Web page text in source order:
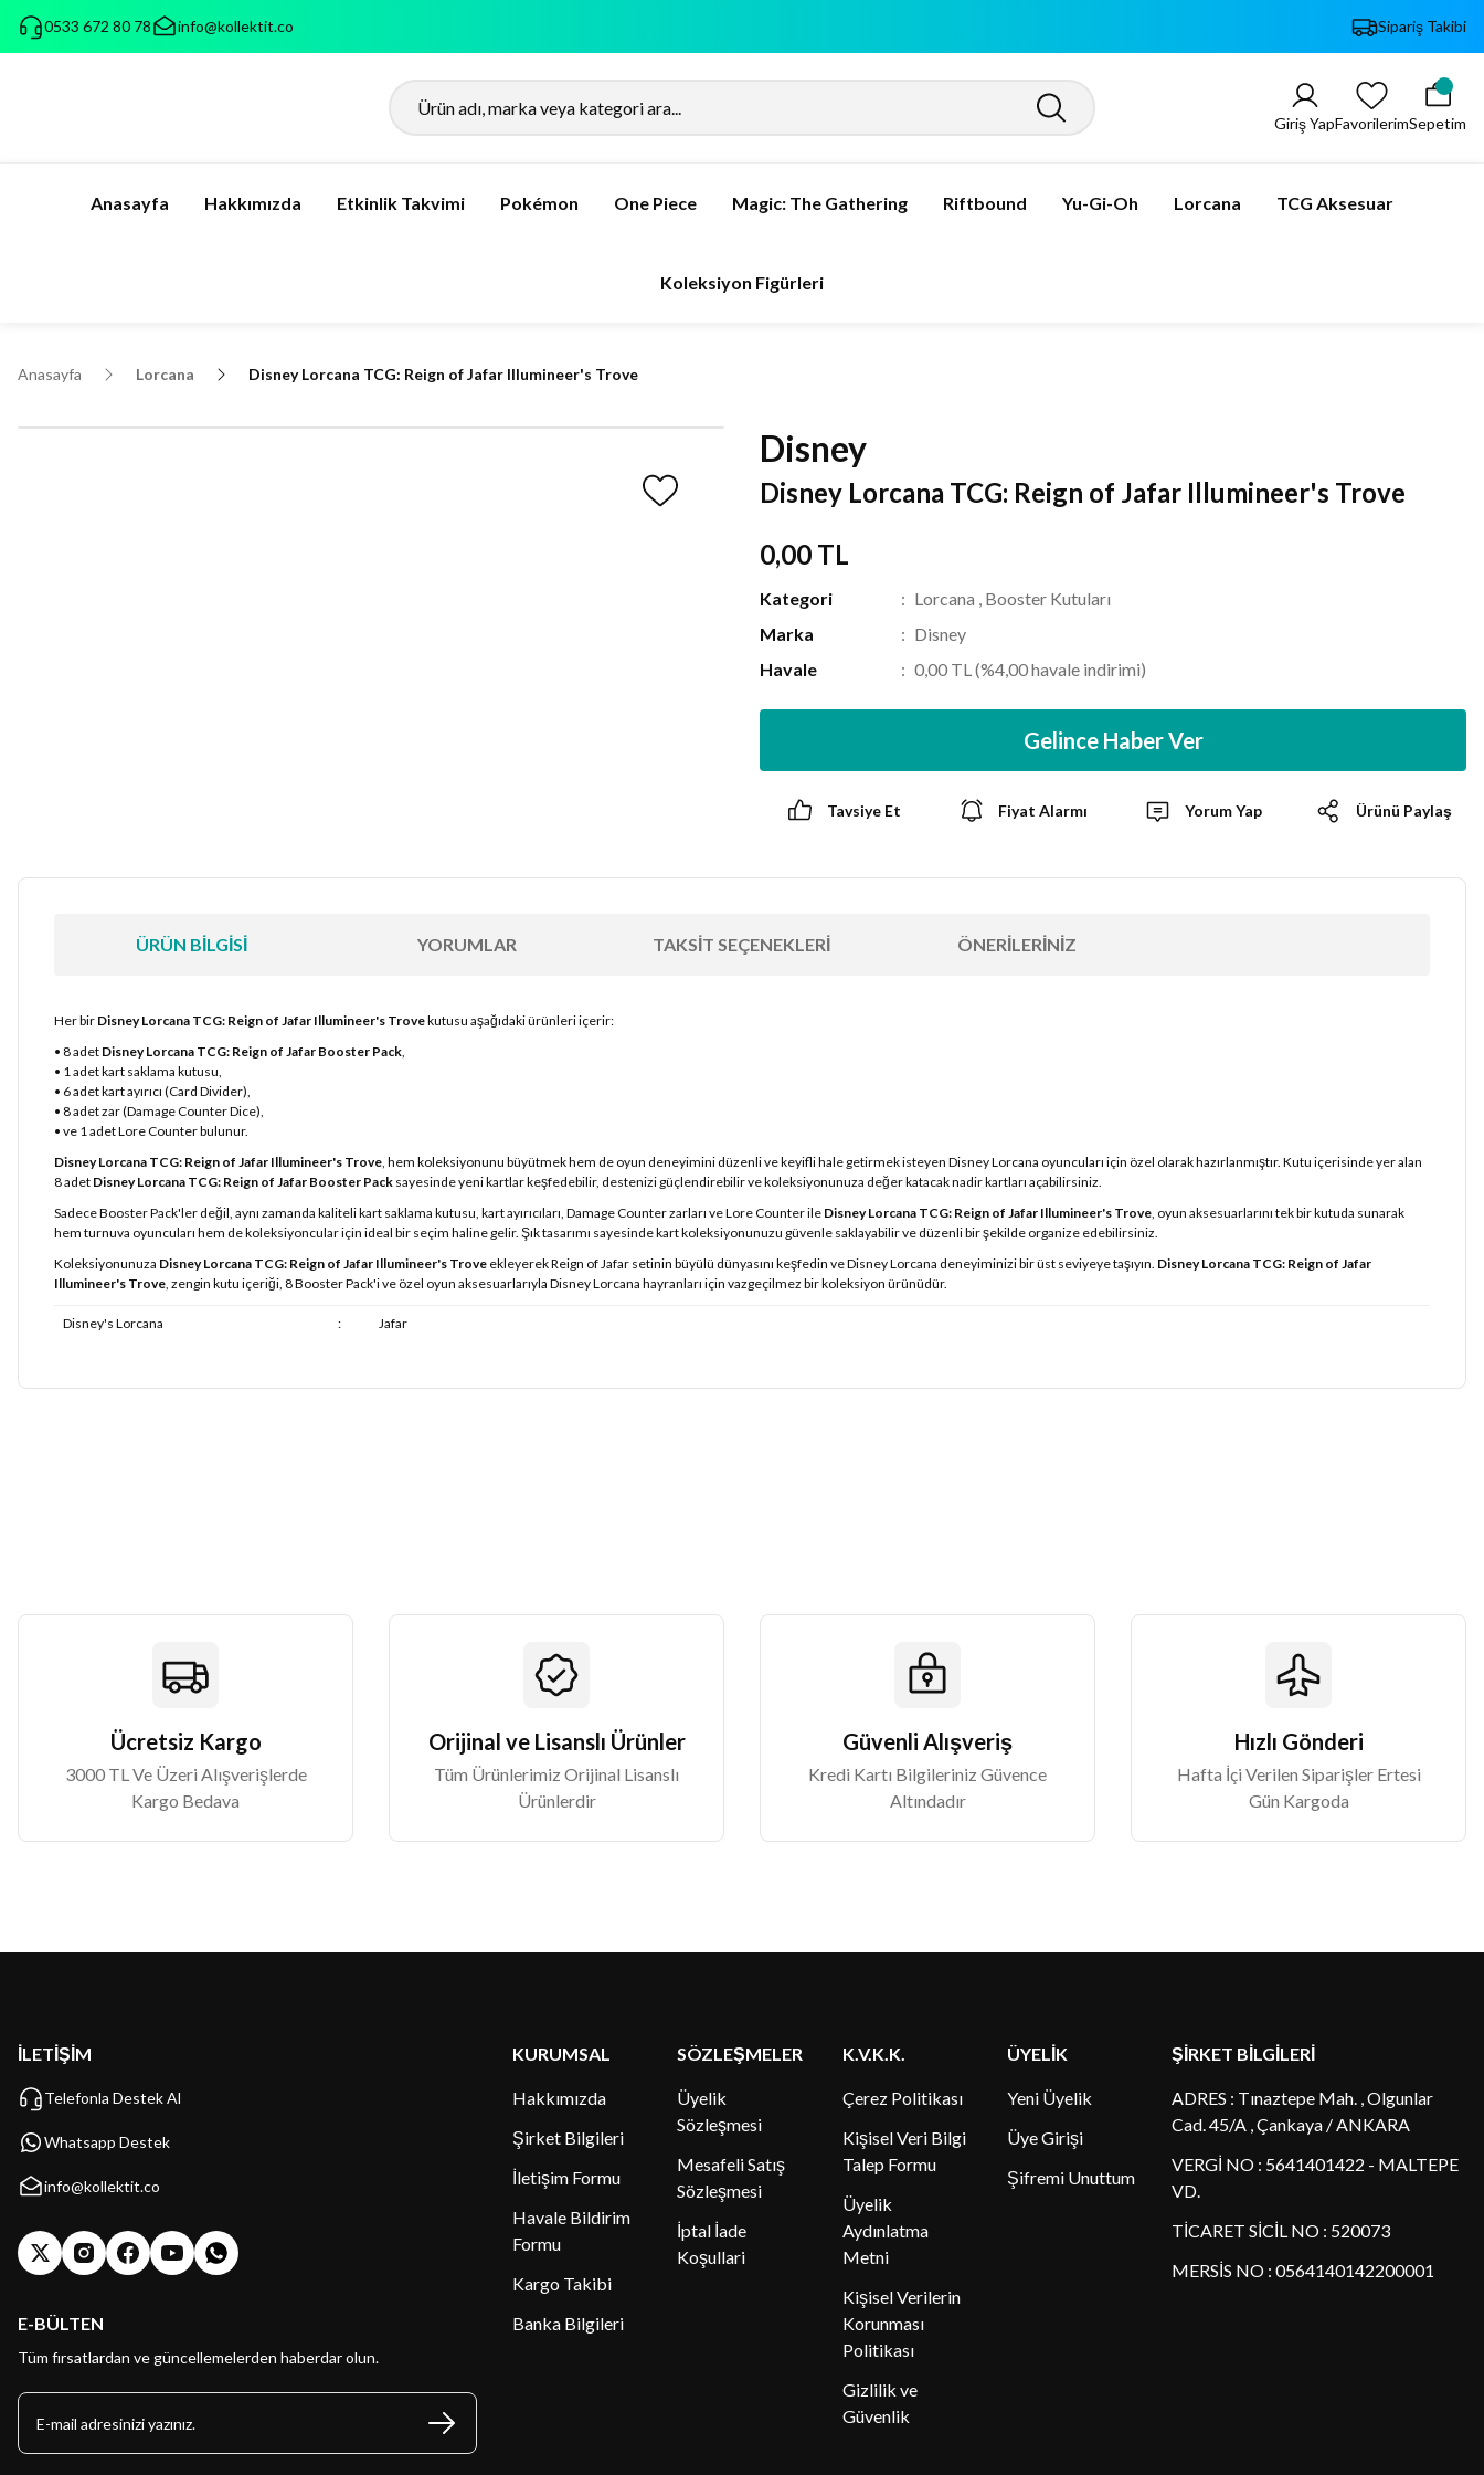
0533 672 80 78 info@kollektit.co Sipariş Takibi
Giriş YapFavorilerimSepetim
Anasayfa Hakkımızda Etkinlik Takvimi Pokémon One Piece Magic: The Gathering Riftbound Yu-Gi-Oh Lorcana TCG Aksesuar
Koleksiyon Figürleri
Anasayfa Lorcana Disney Lorcana TCG: Reign of Jafar Illumineer's Trove
Disney
Disney Lorcana TCG: Reign of Jafar Illumineer's Trove
0,00 TL
Kategori Lorcana , Booster Kutuları
Marka
Disney
Havale
0,00 TL (%4,00 havale indirimi)
Gelince Haber Ver
Tavsiye Et Fiyat Alarmı Yorum Yap Ürünü Paylaş
ÜRÜN BILGISI YORUMLAR TAKSIT SEÇENEKLERI ÖNERILERINIZ
Her bir Disney Lorcana TCG: Reign of Jafar Illumineer's Trovekutusu aşağıdaki ürünleri içerir:
• 8 adet Disney Lorcana TCG: Reign of Jafar Booster Pack,
• 1 adet kart saklama kutusu,
• 6 adet kart ayırıcı (Card Divider),
• 8 adet zar (Damage Counter Dice),
• ve 1 adet Lore Counter bulunur.
Disney Lorcana TCG: Reign of Jafar Illumineer's Trove, hem koleksiyonunu büyütmek hem de oyun deneyimini düzenli ve keyifli hale getirmek isteyen Disney Lorcana oyuncuları için özel olarak hazırlanmıştır. Kutu içerisinde yer alan
8 adet Disney Lorcana TCG: Reign of Jafar Booster Pack sayesinde yeni kartlar keşfedebilir, destenizi güçlendirebilir ve koleksiyonunuza değer katacak nadir kartları açabilirsiniz.
Sadece Booster Pack'ler değil, aynı zamanda kaliteli kart saklama kutusu, kart ayırıcıları, Damage Counter zarları ve Lore Counter ile Disney Lorcana TCG: Reign of Jafar Illumineer's Trove, oyun aksesuarlarını tek bir kutuda sunarak
hem turnuva oyuncuları hem de koleksiyoncular için ideal bir seçim haline gelir. Şık tasarımı sayesinde kart koleksiyonunuzu güvenle saklayabilir ve düzenli bir şekilde organize edebilirsiniz.
Koleksiyonunuza Disney Lorcana TCG: Reign of Jafar Illumineer's Trove ekleyerek Reign of Jafar setinin büyülü dünyasını keşfedin ve Disney Lorcana deneyiminizi bir üst seviyeye taşıyın. Disney Lorcana TCG: Reign of Jafar
Illumineer's Trove, zengin kutu içeriği, 8 Booster Pack'i ve özel oyun aksesuarlarıyla Disney Lorcana hayranları için vazgeçilmez bir koleksiyon ürünüdür.
Disney's Lorcana : Jafar
Ücretsiz Kargo
3000 TL Ve Üzeri Alışverişlerde
Kargo Bedava
Orijinal ve Lisanslı Ürünler
Tüm Ürünlerimiz Orijinal Lisanslı
Ürünlerdir
Güvenli Alışveriş
Kredi Kartı Bilgileriniz Güvence
Altındadır
Hızlı Gönderi
Hafta İçi Verilen Siparişler Ertesi
Gün Kargoda
İLETİŞİM
Telefonla Destek Al
Whatsapp Destek
info@kollektit.co
E-BÜLTEN
Tüm fırsatlardan ve güncellemelerden haberdar olun.
KURUMSAL
Hakkımızda
Şirket Bilgileri
İletişim Formu
Havale Bildirim
Formu
Kargo Takibi
Banka Bilgileri
SÖZLEŞMELER
Üyelik
Sözleşmesi
Mesafeli Satış
Sözleşmesi
İptal İade
Koşullari
K.V.K.K.
Çerez Politikası
Kişisel Veri Bilgi
Talep Formu
Üyelik
Aydınlatma
Metni
Kişisel Verilerin
Korunması
Politikası
Gizlilik ve
Güvenlik
ÜYELİK
Yeni Üyelik
Üye Girişi
Şifremi Unuttum
ŞİRKET BİLGİLERİ
ADRES : Tınaztepe Mah. , Olgunlar
Cad. 45/A , Çankaya / ANKARA
VERGİ NO : 5641401422 - MALTEPE
VD.
TİCARET SİCİL NO : 520073
MERSİS NO : 0564140142200001